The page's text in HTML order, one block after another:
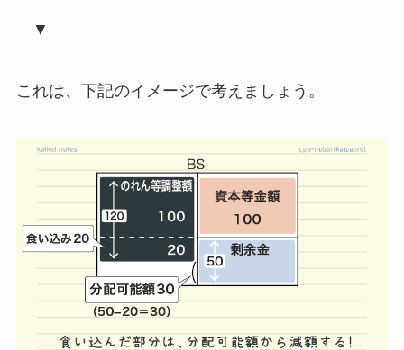
▼
これは、下記のイメージで考えましょう。